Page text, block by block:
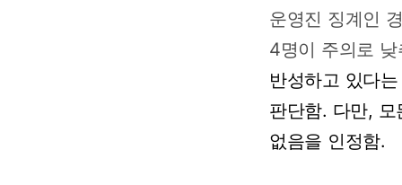
운영진 징계인
4명이 주의로
반성하고 있다는
판단함. 다만, 모
없음을 인정함.